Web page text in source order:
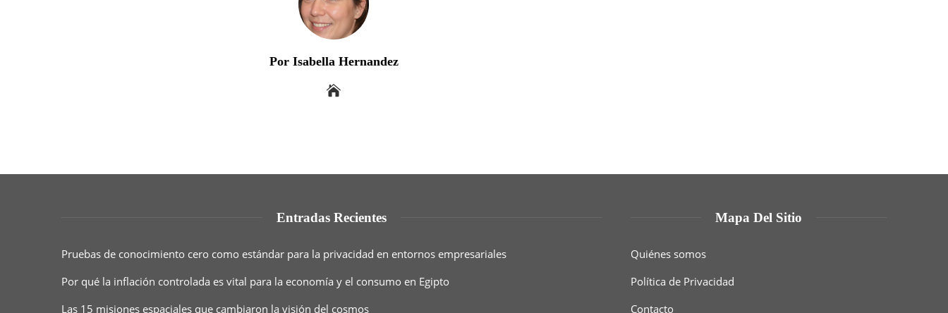
Por Isabella Hernandez
Entradas Recientes
Pruebas de conocimiento cero como estándar para la privacidad en entornos empresariales
Por qué la inflación controlada es vital para la economía y el consumo en Egipto
Las 15 misiones espaciales que cambiaron la visión del cosmos
Mapa Del Sitio
Quiénes somos
Política de Privacidad
Contacto